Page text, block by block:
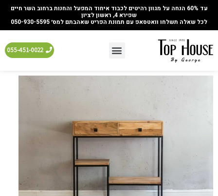
עד 60% הנחה על מגוון רהיטים לכבוד איחוד המפעל והחנות ברחוב השר חיים
שפירא 4, ראשון לציון
לכל שאלה תשלחו וואטסאפ עם תמונת הפריט שאהבתם למס׳ 050-930-5595
055-451-0022